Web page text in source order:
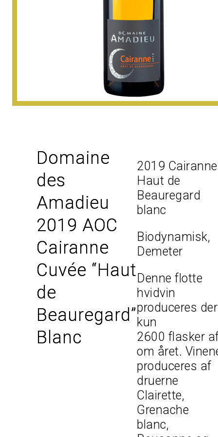
Domaine
des
Amadieu
2019 AOC
Cairanne
Cuvée “Haut
de
Beauregard”
Blanc
2019 Cairanne
Haut de
Beauregard
blanc
Biodynamisk,
Demeter
Denne flotte
hvidvin
produceres der
kun
2600 flasker
om året.
produceres af
druerne
Clairette,
Grenache
blanc,